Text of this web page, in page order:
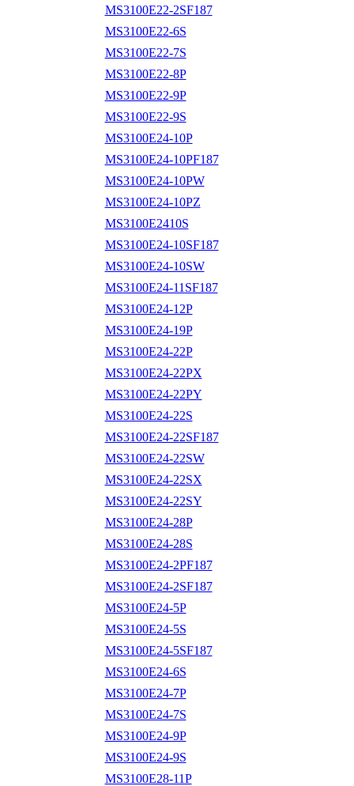
MS3100E22-2SF187
MS3100E22-6S
MS3100E22-7S
MS3100E22-8P
MS3100E22-9P
MS3100E22-9S
MS3100E24-10P
MS3100E24-10PF187
MS3100E24-10PW
MS3100E24-10PZ
MS3100E2410S
MS3100E24-10SF187
MS3100E24-10SW
MS3100E24-11SF187
MS3100E24-12P
MS3100E24-19P
MS3100E24-22P
MS3100E24-22PX
MS3100E24-22PY
MS3100E24-22S
MS3100E24-22SF187
MS3100E24-22SW
MS3100E24-22SX
MS3100E24-22SY
MS3100E24-28P
MS3100E24-28S
MS3100E24-2PF187
MS3100E24-2SF187
MS3100E24-5P
MS3100E24-5S
MS3100E24-5SF187
MS3100E24-6S
MS3100E24-7P
MS3100E24-7S
MS3100E24-9P
MS3100E24-9S
MS3100E28-11P